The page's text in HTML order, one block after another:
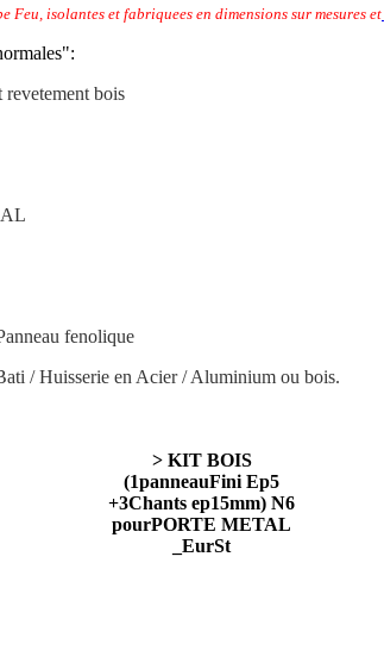
Feu, isolantes et fabriquees en dimensions sur mesures et
bois
fenolique
/ Huisserie en Acier / Aluminium ou bois.
> KIT BOIS
(1panneauFini Ep5
+3Chants ep15mm) N6
pourPORTE METAL
_EurSt